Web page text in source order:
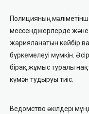
Полицияның
мессенджерлерде және
жарияланатын кейбір
бүркемелеуі мүмкін.
бірақ жұмыс туралы
күмән тудыруы тиіс.
Ведомство өкілдері